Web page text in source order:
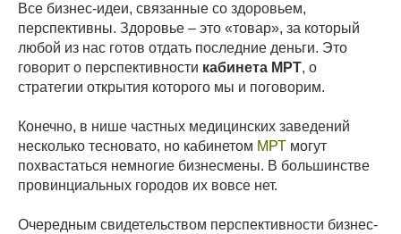
Все бизнес-идеи, связанные со здоровьем,
перспективны. Здоровье – это «товар», за который
любой из нас готов отдать последние деньги. Это
говорит о перспективности кабинета МРТ, о
стратегии открытия которого мы и поговорим.
Конечно, в нише частных медицинских заведений
несколько тесновато, но кабинетом МРТ могут
похвастаться немногие бизнесмены. В большинстве
провинциальных городов их вовсе нет.
Очередным свидетельством перспективности бизнес-